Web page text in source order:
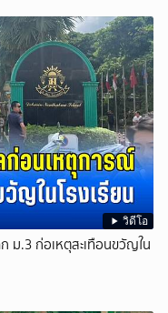
วิดีโอ
ม.3 ก่อเหตุสะเทือนขวัญใน